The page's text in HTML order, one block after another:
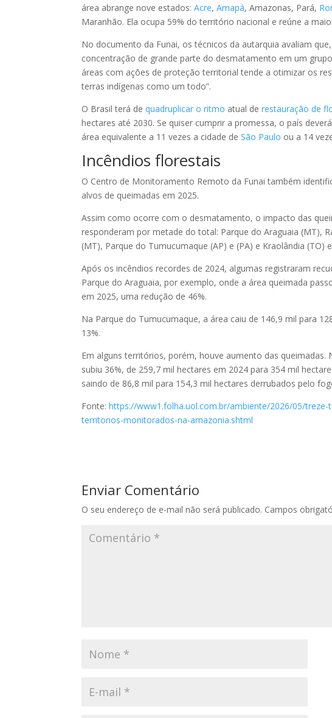
área abrange nove estados:Acre,Amapá, Amazonas, Pará,
Maranhão. Ela ocupa 59% do território nacional e reúne a
No documento da Funai, os técnicos da autarquia avaliam
concentração de grande parte do desmatamento em um
áreas com ações de proteção territorial tende a otimizar os
terras indígenas como um todo”.
O Brasil terá dequadruplicar o ritmo atual derestauração de
hectares até 2030. Se quiser cumprir a promessa, o país
área equivalente a 11 vezes a cidade deSão Paulo ou a 14
Incêndios florestais
O Centro de Monitoramento Remoto da Funai também
alvos de queimadas em 2025.
Assim como ocorre com o desmatamento, o impacto das
responderam por metade do total: Parque do Araguaia (MT),
(MT), Parque do Tumucumaque (AP) e (PA) e Kraolândia (TO)
Após os incêndios recordes de 2024, algumas registraram
Parque do Araguaia, por exemplo, onde a área queimada
em 2025, uma redução de 46%.
Na Parque do Tumucumaque, a área caiu de 146,9 mil para
13%.
Em alguns territórios, porém, houve aumento das queimadas.
subiu 36%, de 259,7 mil hectares em 2024 para 354 mil
saindo de 86,8 mil para 154,3 mil hectares derrubados pelo
Fonte:https://www1.folha.uol.com.br/ambiente/2026/05/
territorios-monitorados-na-amazonia.shtml
Enviar Comentário
O seu endereço de e-mail não será publicado. Campos